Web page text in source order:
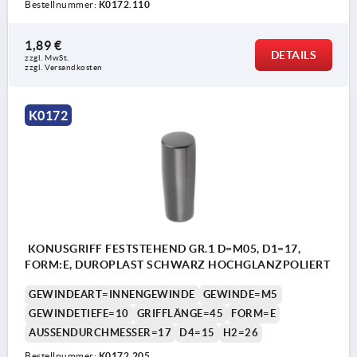
Bestellnummer: K0172.110
1,89 €
zzgl. MwSt.
zzgl. Versandkosten
DETAILS
K0172
KONUSGRIFF FESTSTEHEND GR.1 D=M05, D1=17,
FORM:E, DUROPLAST SCHWARZ HOCHGLANZPOLIERT
GEWINDEART=INNENGEWINDE
GEWINDE=M5
GEWINDETIEFE=10
GRIFFLÄNGE=45
FORM=E
AUSSENDURCHMESSER=17
D4=15 H2=26